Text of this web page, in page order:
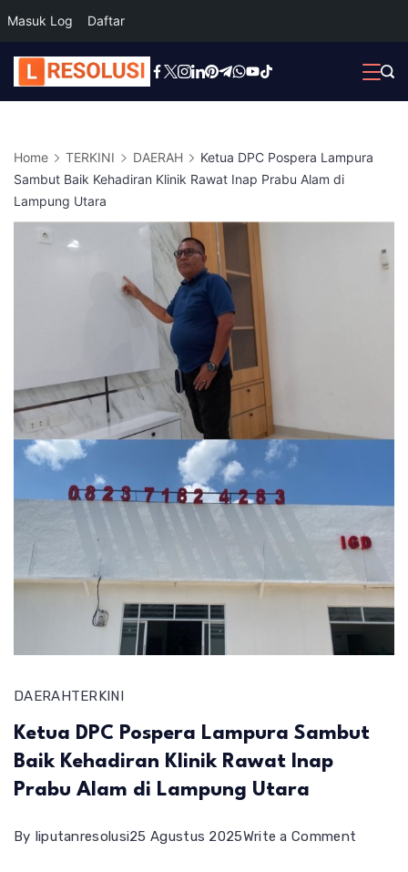
Masuk Log Daftar
Skip
to
Home TERKINI DAERAH
Ketua DPC Pospera Lampura
Sambut Baik Kehadiran Klinik Rawat Inap Prabu Alam di
Lampung Utara
DAERAHTERKINI
Ketua DPC Pospera Lampura Sambut
Baik Kehadiran Klinik Rawat Inap
Prabu Alam di Lampung Utara
By liputanresolusi25 Agustus 2025Write a Comment